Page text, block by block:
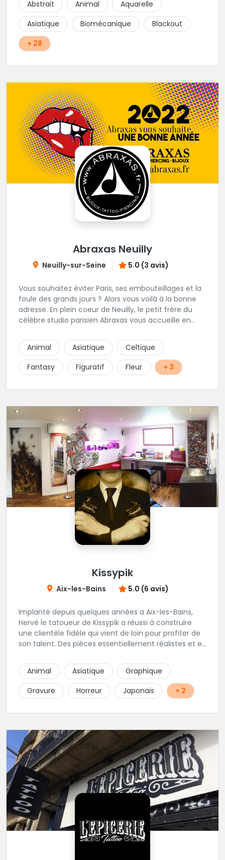
Abstrait
Animal
Aquarelle
Asiatique
Biomécanique
Blackout
+ 28
Abraxas Neuilly
Neuilly-sur-Seine 5.0 (3 avis)
Vous souhaitez éviter Paris, ses embouteillages et la
foule des grands jours ? Alors vous voilà à la bonne
adresse. En plein coeur de Neuilly, le petit frère du
célèbre studio parisien Abraxas vous accueille en
triés sur le volet pour vous offrir un large choix de
styles avec une qualité et une créativité
irréprochables.
Animal Asiatique
Celtique
Fantasy
Figuratif Fleur + 3
Kissypik
Aix-les-Bains 5.0 (6 avis)
Implanté depuis quelques années a Aix-les-Bains,
Hervé le tatoueur de Kissypik a réussi à construire
une clientèle fidèle qui vient de loin pour profiter de
son talent. Des pièces essentiellement réalistes et en
pas l'adresse? C'est normal, Hervé préfère que vous
l'appeliez avant de passer au studio... pour éviter les
moment de rush. Une adresse secrète donc...mais
excellente.
Animal Asiatique
Graphique
Gravure
Horreur Japonais + 2